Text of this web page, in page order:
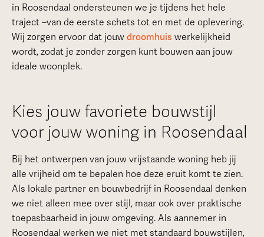
in Roosendaal ondersteunen we je tijdens het hele
traject –van de eerste schets tot en met de oplevering.
Wij zorgen ervoor dat jouw droomhuis werkelijkheid
wordt, zodat je zonder zorgen kunt bouwen aan jouw
ideale woonplek.
Kies jouw favoriete bouwstijl
voor jouw woning in Roosendaal
Bij het ontwerpen van jouw vrijstaande woning heb jij
alle vrijheid om te bepalen hoe deze eruit komt te zien.
Als lokale partner en bouwbedrijf in Roosendaal denken
we niet alleen mee over stijl, maar ook over praktische
toepasbaarheid in jouw omgeving. Als aannemer in
Roosendaal werken we niet met standaard bouwstijlen,